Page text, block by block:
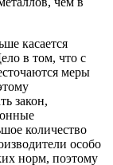
касается
в том, что с
меры
закон,
количество
особо
норм, поэтому